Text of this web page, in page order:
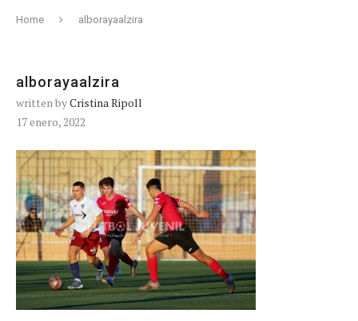
Home alborayaalzira
alborayaalzira
written byCristina Ripoll
17 enero, 2022